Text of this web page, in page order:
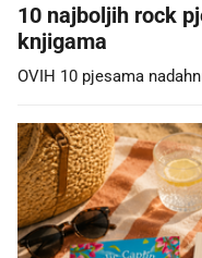
10 najboljih rock
knjigama
OVIH 10 pjesama